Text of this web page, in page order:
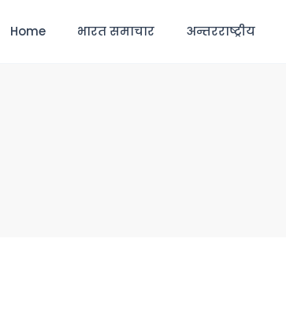
Home भारत समाचार अन्तरराष्ट्रीय